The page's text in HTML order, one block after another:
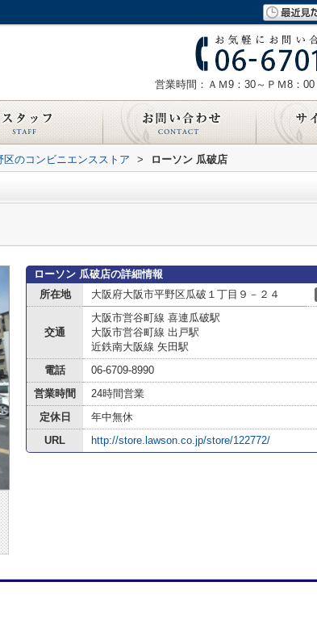
営業時間：ＡＭ9：30～ＰＭ8：00
区のコンビニエンスストア > ローソン 瓜破店
ローソン 瓜破店の詳細情報
所在地
大阪府大阪市平野区瓜破１丁目９－２４
交通
大阪市営谷町線 喜連瓜破駅
大阪市営谷町線 出戸駅
近鉄南大阪線 矢田駅
電話
06-6709-8990
営業時間
24時間営業
定休日
年中無休
URL
http://store.lawson.co.jp/store/122772/